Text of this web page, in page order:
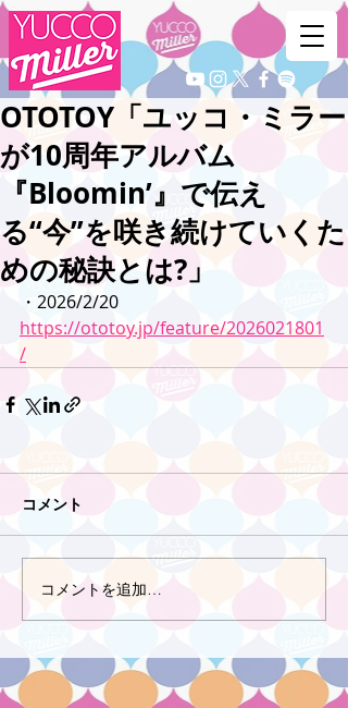
OTOTOY「ユッコ・ミラー
が10周年アルバム
『Bloomin’』で伝え
る“今”を咲き続けていくた
めの秘訣とは?」
・2026/2/20
https://ototoy.jp/feature/2026021801
/
コメント
コメントを追加…